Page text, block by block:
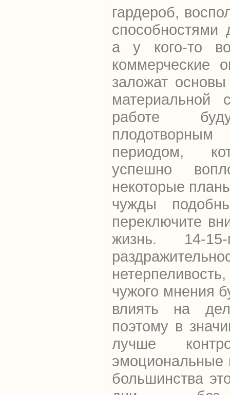
гардероб,
способностями
а у кого-то
коммерческие
заложат
работе
периодом,
успешно
некоторые
чужды
переключите
жизнь. 14-
чужого мнения
влиять на
поэтому в
лучше
большинства